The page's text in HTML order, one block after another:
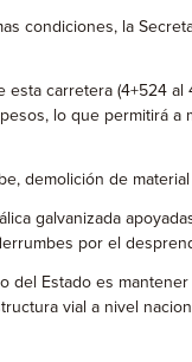
condiciones, la
carretera (4+524 al
lo que permitirá
demolición de
galvanizada
por el
del Estado es
vial a nivel